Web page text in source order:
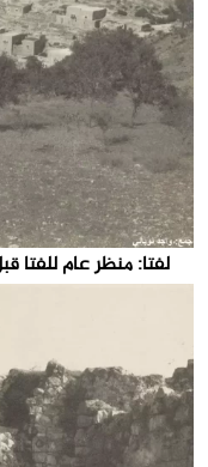
لفتا: منظر عام للفتا